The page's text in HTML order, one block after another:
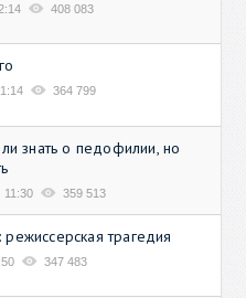
408 083
364 799
знать о педофилии, но
11:30 359 513
трагедия
347 483